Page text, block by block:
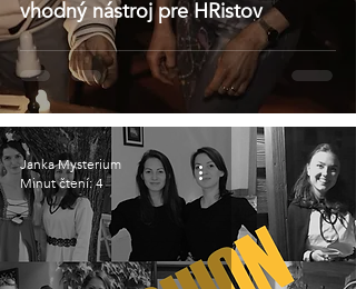
vhodný nástroj pre HRistov
Janka Mysterium
Minut čtení: 4